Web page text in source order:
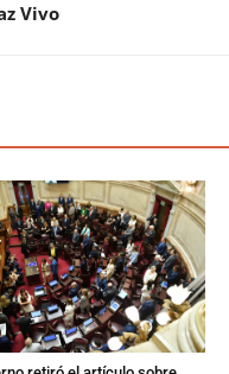
Vivo